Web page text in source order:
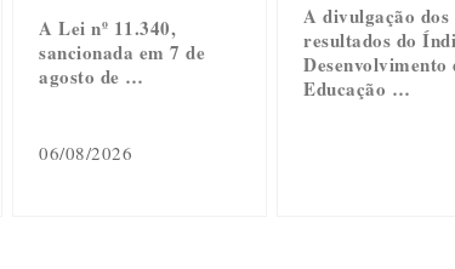
A Lei nº 11.340,
sancionada em 7 de
agosto de …
06/08/2026
A divulgação dos
resultados do
Desenvolvimento
Educação …